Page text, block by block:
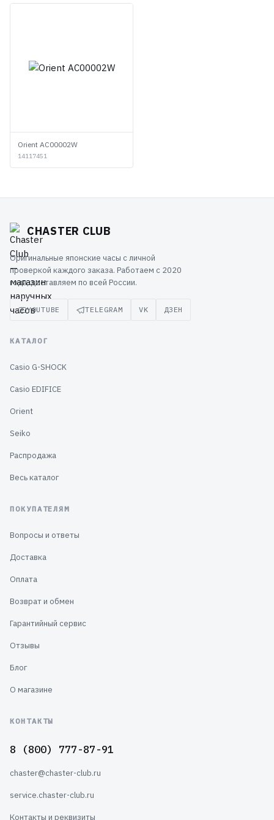
Orient AC00002W
14117451
CHASTER CLUB
Оригинальные японские часы с личной
проверкой каждого заказа. Работаем с 2020
года, доставляем по всей России.
YOUTUBE TELEGRAM VK ДЗЕН
КАТАЛОГ
Casio G-SHOCK
Casio EDIFICE
Orient
Seiko
Распродажа
Весь каталог
ПОКУПАТЕЛЯМ
Вопросы и ответы
Доставка
Оплата
Возврат и обмен
Гарантийный сервис
Отзывы
Блог
О магазине
КОНТАКТЫ
8 (800) 777-87-91
chaster@chaster-club.ru
service.chaster-club.ru
Контакты и реквизиты